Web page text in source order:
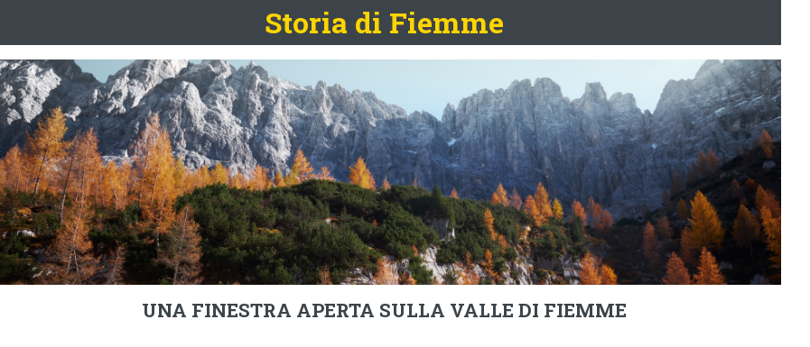
Storia di Fiemme
UNA FINESTRA APERTA SULLA VALLE DI FIEMME